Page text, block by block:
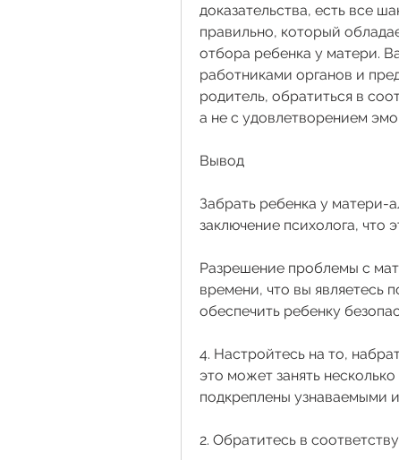
доказательства, есть все
правильно, который
отбора ребенка у матери.
работниками органов и
родитель, обратиться в
а не с удовлетворением
Вывод
Забрать ребенка у матери-
заключение психолога, что
Разрешение проблемы с
времени, что вы являетесь
обеспечить ребенку
4. Настройтесь на то,
это может занять
подкреплены узнаваемыми
2. Обратитесь в